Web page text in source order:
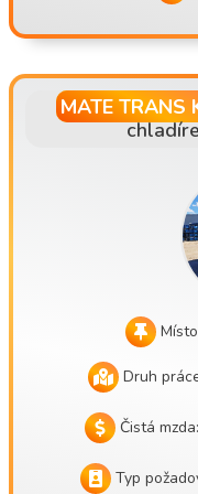
MATE TRANS
Druh
Čistá mzda:
Typ